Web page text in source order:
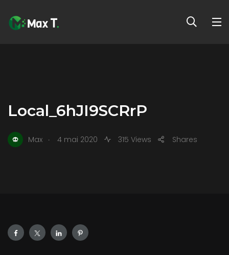
Local_6hJI9SCRrP
Max . 4 mai 2020 315 Views Shares